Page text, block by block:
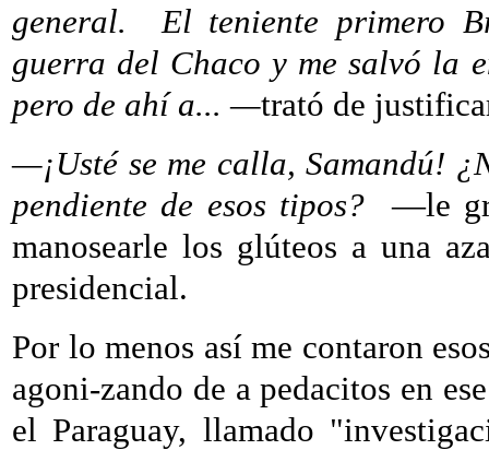
general.
El teniente primero
guerra del Chaco y me salvó la
pero de ahí a... —trató de
—¡Usté se me calla, Samandú!
pendiente de esos tipos?
—le
manosearle los glúteos a una
presidencial.
Por lo menos así me contaron
agoni-zando de a pedacitos en
el Paraguay, llamado